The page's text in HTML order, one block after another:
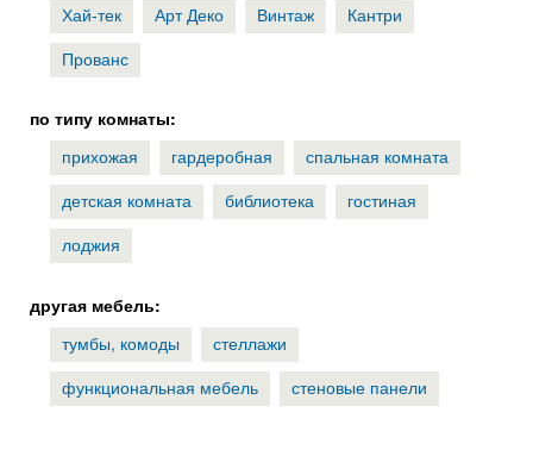
Хай-тек
Арт Деко Винтаж
Кантри
Прованс
по типу комнаты:
прихожая
гардеробная
спальная комната
детская комната
библиотека
гостиная
лоджия
другая мебель:
тумбы, комоды
стеллажи
функциональная мебель
стеновые панели